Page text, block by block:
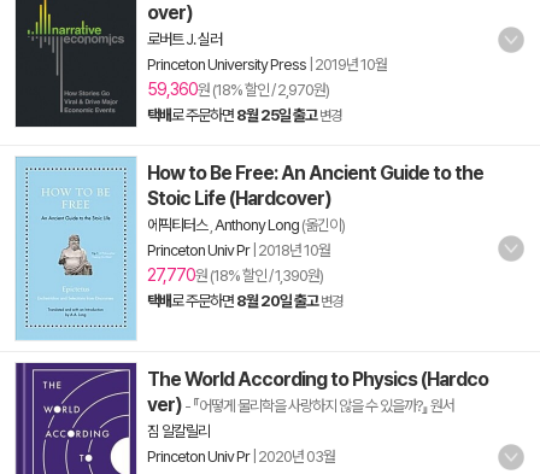
over)
로버트 J. 실러
Princeton University Press 2019년 10월
59,360원 (18% 할인 / 2,970원)
택배로 주문하면 8월 25일 출고 변경
How to Be Free: An Ancient Guide to the
Stoic Life (Hardcover)
에픽티터스, Anthony Long (옮긴이)
Princeton Univ Pr| 2018년 10월
27,770원 (18% 할인 / 1,390원)
택배로 주문하면 8월 20일 출고 변경
The World According to Physics (Hardco
ver) - 『어떻게 물리학을 사랑하지 않을 수 있을까?』 원서
짐 알칼릴리
Princeton Univ Pr| 2020년 03월